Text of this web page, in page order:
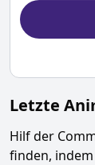
Letzte
Hilf der
finden,